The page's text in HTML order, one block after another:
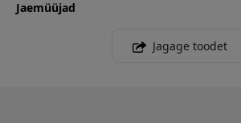
Jaemüüjad
Jagage toodet